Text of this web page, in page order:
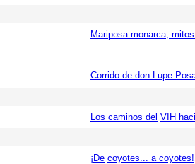
Mariposa monarca,
Corrido de don Lupe
Los caminos del VIH
¡De coyotes... a coyotes!